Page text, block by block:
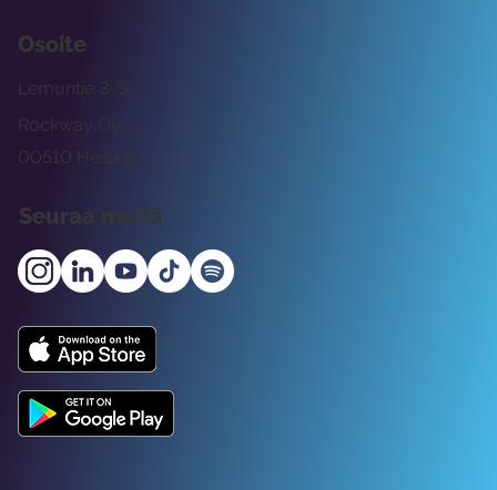
Osoite
Rockway Oy
Lemuntie 3-5
00510 Helsinki
Seuraa meitä